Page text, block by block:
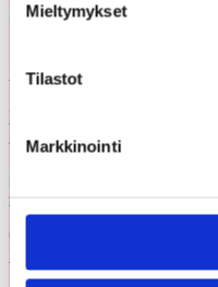
Mieltymykset
Tilastot
Markkinointi
Uutiset
KAKS teki
hausta
05.03.2026
Uutiset